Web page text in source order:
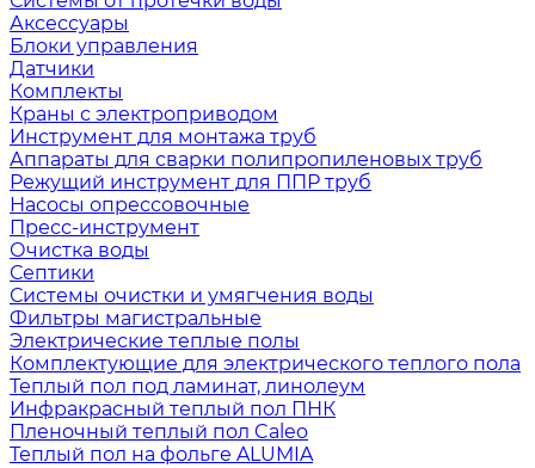
Аксессуары
Блоки управления
Датчики
Комплекты
Краны с электроприводом
Инструмент для монтажа труб
Аппараты для сварки полипропиленовых труб
Режущий инструмент для ППР труб
Насосы опрессовочные
Пресс-инструмент
Очистка воды
Септики
Системы очистки и умягчения воды
Фильтры магистральные
Электрические теплые полы
Комплектующие для электрического теплого пола
Теплый пол под ламинат, линолеум
Инфракрасный теплый пол ПНК
Пленочный теплый пол Caleo
Теплый пол на фольге ALUMIA